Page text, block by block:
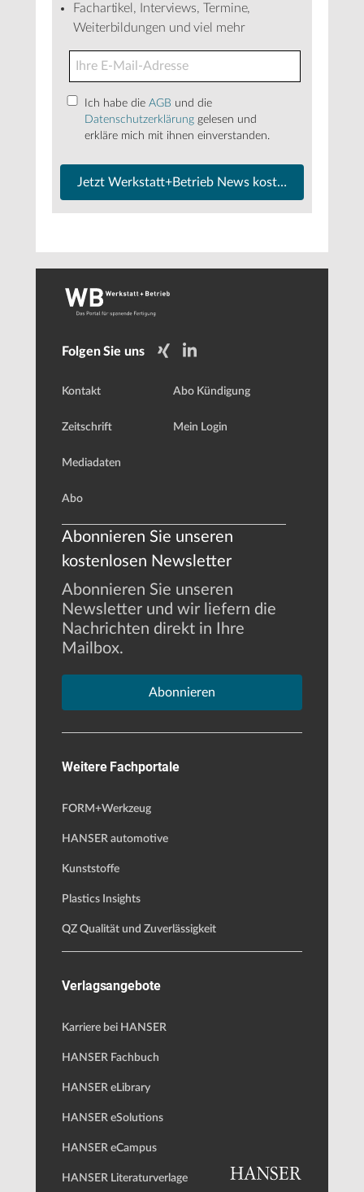
Fachartikel, Interviews, Termine,
Weiterbildungen und viel mehr
Ich habe die AGB und die
Datenschutzerklärung gelesen und
erkläre mich mit ihnen einverstanden.
Jetzt Werkstatt+Betrieb News kostenfrei
Folgen Sie uns
Kontakt
Zeitschrift
Mediadaten
Abo
Abo Kündigung
Mein Login
Abonnieren Sie unseren
kostenlosen Newsletter
Abonnieren Sie unseren
Newsletter und wir liefern die
Nachrichten direkt in Ihre
Mailbox.
Abonnieren
Weitere Fachportale
FORM+Werkzeug
HANSER automotive
Kunststoffe
Plastics Insights
QZ Qualität und Zuverlässigkeit
Verlagsangebote
Karriere bei HANSER
HANSER Fachbuch
HANSER eLibrary
HANSER eSolutions
HANSER eCampus
HANSER Literaturverlage